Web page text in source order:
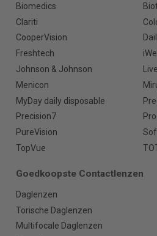
Biomedics
Clariti
CooperVision
Freshtech
Johnson & Johnson
Live
Menicon
MyDay daily disposable
Precision7
PureVision
TopVue
Goedkoopste Contactlenzen
Daglenzen
Torische Daglenzen
Multifocale Daglenzen